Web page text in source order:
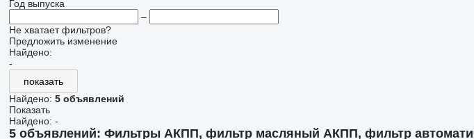
Год выпуска
–
Не хватает фильтров?
Предложить изменение
Найдено:
-
показать
Найдено: 5 объявлений
Показать
Найдено: -
5 объявлений: Фильтры АКПП, фильтр масляный АКПП, фильтр